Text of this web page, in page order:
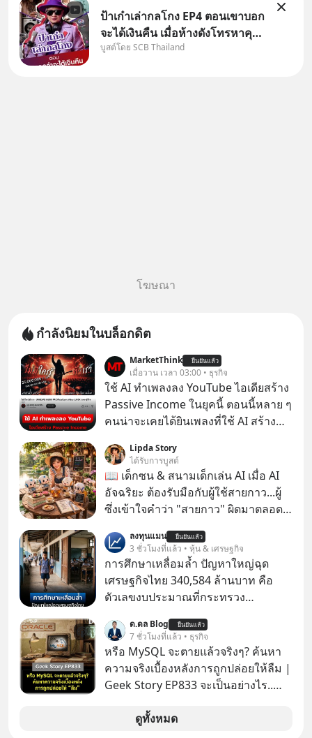
ป้าเก๋าเล่ากลโกง EP4 ตอนเขาบอก
จะได้เงินคืน เมื่อห้างดังโทรหาคุณ
วิยะดา แจ้งเรื่องเคลมสินค้าแล้ว
บูสต์โดย SCB Thailand
โฆษณา
กำลังนิยมในบล็อกดิต
MarketThink ยืนยันแล้ว
เมื่อวาน เวลา 03:00 • ธุรกิจ
ใช้ AI ทำเพลงลง YouTube ไอเดียสร้าง
Passive Income ในยุคนี้ ตอนนี้หลาย ๆ
คนน่าจะเคยได้ยินเพลงที่ใช้ AI สร้าง
รู้ตัวเรา” จากช่องชื่อว่า UNHEARD
MUSIC ที่ตอนนี้มียอดรับชมกว่า 26
ล้านครั้งแล้ว
Lipda Story
ได้รับการบูสต์
📖 เด็กซน & สนามเด็กเล่น AI เมื่อ AI
อัจฉริยะ ต้องรับมือกับผู้ใช้สายกาว...ผู้
ซึ่งเข้าใจคำว่า "สายกาว" ผิดมาตลอด
ลงทุนแมน ยืนยันแล้ว
3 ชั่วโมงที่แล้ว • หุ้น & เศรษฐกิจ
การศึกษาเหลื่อมล้ำ ปัญหาใหญ่ฉุด
เศรษฐกิจไทย 340,584 ล้านบาท คือ
ตัวเลขงบประมาณที่กระทรวง
รายจ่ายประจำปี 2568 ซึ่งมากที่สุดเป็น
อันดับ 2 รองจากกระทรวงการคลัง
ด.ดล Blog ยืนยันแล้ว
7 ชั่วโมงที่แล้ว • ธุรกิจ
หรือ MySQL จะตายแล้วจริงๆ? ค้นหา
ความจริงเบื้องหลังการถูกปล่อยให้ลืม |
Geek Story EP833 จะเป็นอย่างไร..
กว่าครึ่งโลก ถูกมหาเศรษฐีคู่แข่งทุ่มเงิน
ดูทั้งหมด